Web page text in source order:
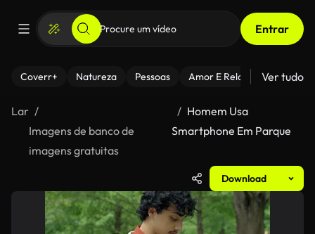
Entrar
Coverr+ Natureza Pessoas Amor E Relacionamentos
Ver tudo
Lar
Imagens de banco de
imagens gratuitas
Homem Usa
Smartphone Em Parque
Download